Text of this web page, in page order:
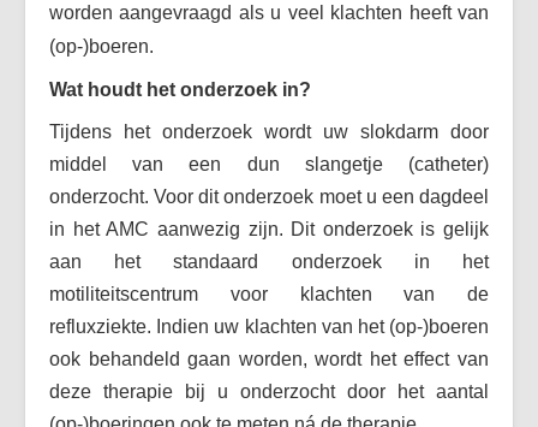
worden aangevraagd als u veel klachten heeft van
(op-)boeren.
Wat houdt het onderzoek in?
Tijdens het onderzoek wordt uw slokdarm door
middel van een dun slangetje (catheter)
onderzocht. Voor dit onderzoek moet u een dagdeel
in het AMC aanwezig zijn. Dit onderzoek is gelijk
aan het standaard onderzoek in het
motiliteitscentrum voor klachten van de
refluxziekte. Indien uw klachten van het (op-)boeren
ook behandeld gaan worden, wordt het effect van
deze therapie bij u onderzocht door het aantal